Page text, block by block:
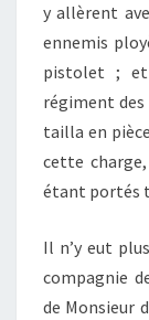
y allèrent
ennemis
pistolet ; et
régiment
tailla en
cette
étant portés
Il n’y eut
compagnie
de Monsieur